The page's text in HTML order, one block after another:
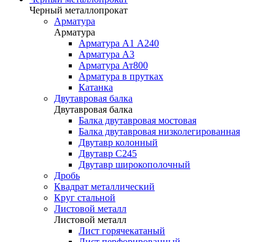
Черный металлопрокат
Арматура
Арматура
Арматура А1 А240
Арматура А3
Арматура Ат800
Арматура в прутках
Катанка
Двутавровая балка
Двутавровая балка
Балка двутавровая мостовая
Балка двутавровая низколегированная
Двутавр колонный
Двутавр С245
Двутавр широкополочный
Дробь
Квадрат металлический
Круг стальной
Листовой металл
Листовой металл
Лист горячекатаный